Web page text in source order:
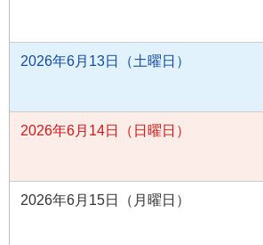
2026年6月13日（土曜日）
2026年6月14日（日曜日）
2026年6月15日（月曜日）